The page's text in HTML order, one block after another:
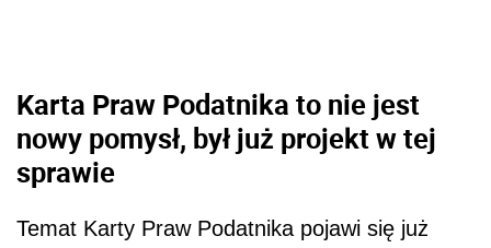
Karta Praw Podatnika to nie jest
nowy pomysł, był już projekt w tej
sprawie
Temat Karty Praw Podatnika pojawi się już